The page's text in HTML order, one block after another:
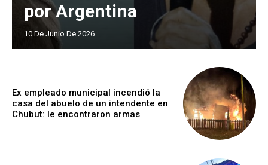
por Argentina
10 De Junio De 2026
Ex empleado municipal incendió la
casa del abuelo de un intendente en
Chubut: le encontraron armas